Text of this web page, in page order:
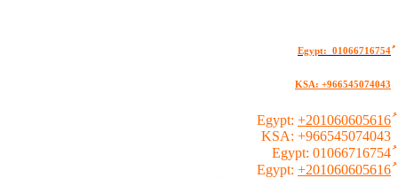
KSA: +966545074043
+201060605616
KSA: +966545074043
01066716754
+201060605616